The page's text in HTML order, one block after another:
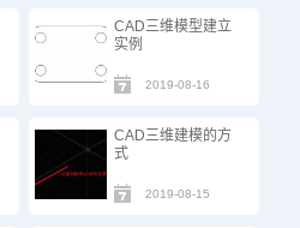
CAD三维模型建立
实例
2019-08-16
CAD三维建模的方
式
2019-08-15